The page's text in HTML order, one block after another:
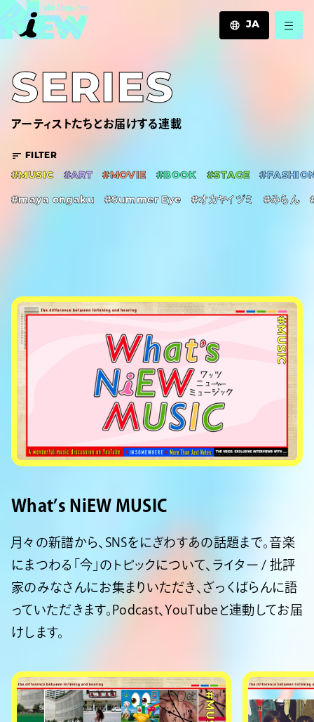
JA
SERIES
アーティストたちとお届けする連載
FILTER
#MUSIC #ART #MOVIE #BOOK #STAGE
#maya ongaku #Summer Eye #オカヤイヅミ #みらん
#MUSIC
What’s NiEW MUSIC
月々の新譜から、SNSをにぎわすあの話題まで。音楽
にまつわる「今」のトピックについて、ライター / 批評
家のみなさんにお集まりいただき、ざっくばらんに語
っていただきます。Podcast、YouTubeと連動してお届
けします。